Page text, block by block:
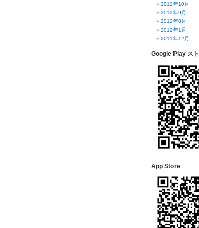
2012年10月
2012年9月
2012年8月
2012年1月
2011年12月
Google Play ス
App Store